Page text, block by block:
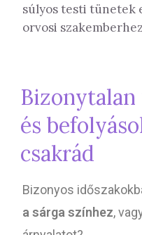
súlyos testi tünetek
orvosi
és
csakrád
Bizonyos
a sárga színhez,